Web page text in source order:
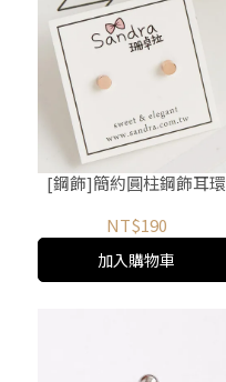
[鋼飾]簡約圓柱鋼飾耳環
NT$190
加入購物車